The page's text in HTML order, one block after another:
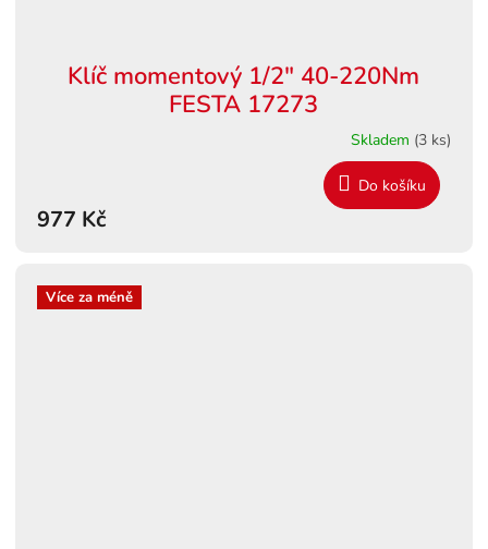
Klíč momentový 1/2" 40-220Nm
FESTA 17273
Skladem (3 ks)
977 Kč
Do košíku
Více za méně